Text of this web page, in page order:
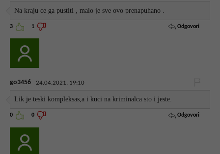
Na kraju ce ga pustiti , malo je sve ovo prenapuhano .
3 1 Odgovori
go3456 24.04.2021. 19:10
Lik je teski kompleksas,a i kuci na kriminalca sto i jeste.
0 0 Odgovori